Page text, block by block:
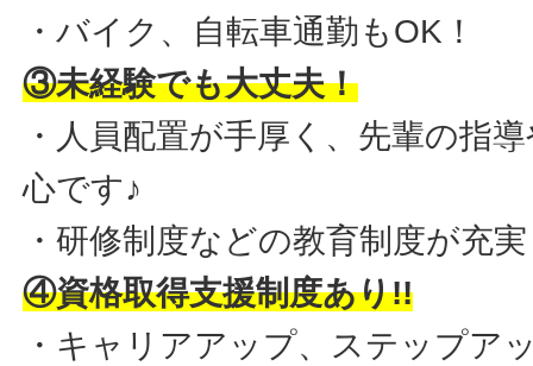
・バイク、自転車通勤もOK！
③未経験でも大丈夫！
・人員配置が手厚く、先輩の指
心です♪
・研修制度などの教育制度が充
④資格取得支援制度あり!!
・キャリアアップ、ステップア